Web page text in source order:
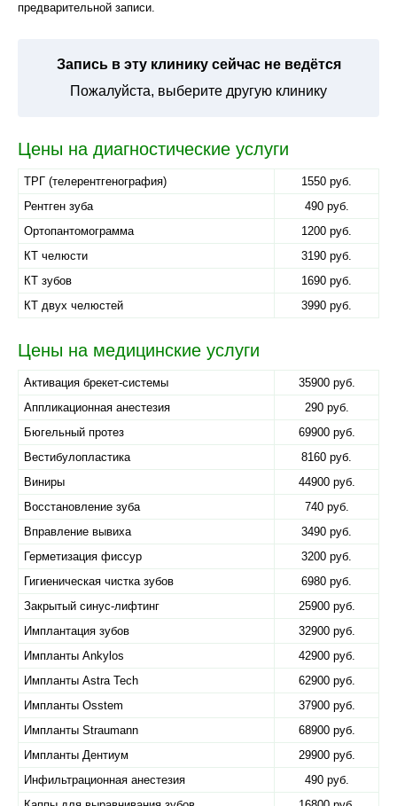
предварительной записи.
Запись в эту клинику сейчас не ведётся
Пожалуйста, выберите другую клинику
Цены на диагностические услуги
ТРГ (телерентгенография)
1550 руб.
Рентген зуба
490 руб.
Ортопантомограмма
1200 руб.
КТ челюсти
3190 руб.
КТ зубов
1690 руб.
КТ двух челюстей
3990 руб.
Цены на медицинские услуги
Активация брекет-системы
35900 руб.
Аппликационная анестезия
290 руб.
Бюгельный протез
69900 руб.
Вестибулопластика
8160 руб.
Виниры
44900 руб.
Восстановление зуба
740 руб.
Вправление вывиха
3490 руб.
Герметизация фиссур
3200 руб.
Гигиеническая чистка зубов
6980 руб.
Закрытый синус-лифтинг
25900 руб.
Имплантация зубов
32900 руб.
Импланты Ankylos
42900 руб.
Импланты Astra Tech
62900 руб.
Импланты Osstem
37900 руб.
Импланты Straumann
68900 руб.
Импланты Дентиум
29900 руб.
Инфильтрационная анестезия
490 руб.